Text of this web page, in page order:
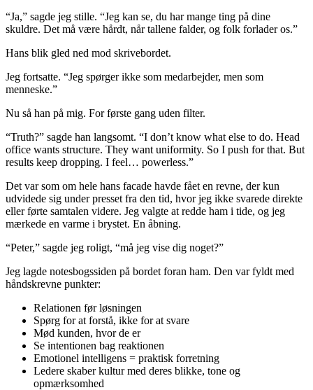
“Ja,” sagde jeg stille. “Jeg kan se, du har mange ting på dine
skuldre. Det må være hårdt, når tallene falder, og folk forlader os.”
Hans blik gled ned mod skrivebordet.
Jeg fortsatte. “Jeg spørger ikke som medarbejder, men som
menneske.”
Nu så han på mig. For første gang uden filter.
“Truth?” sagde han langsomt. “I don’t know what else to do. Head
office wants structure. They want uniformity. So I push for that. But
results keep dropping. I feel… powerless.”
Det var som om hele hans facade havde fået en revne, der kun
udvidede sig under presset fra den tid, hvor jeg ikke svarede direkte
eller førte samtalen videre. Jeg valgte at redde ham i tide, og jeg
mærkede en varme i brystet. En åbning.
“Peter,” sagde jeg roligt, “må jeg vise dig noget?”
Jeg lagde notesbogssiden på bordet foran ham. Den var fyldt med
håndskrevne punkter:
Relationen før løsningen
Spørg for at forstå, ikke for at svare
Mød kunden, hvor de er
Se intentionen bag reaktionen
Emotionel intelligens = praktisk forretning
Ledere skaber kultur med deres blikke, tone og
opmærksomhed